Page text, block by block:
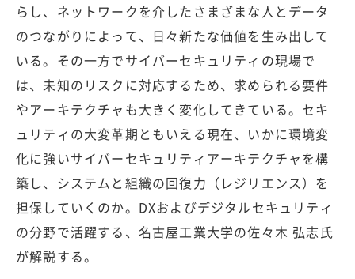
らし、ネットワークを介したさまざまな人とデータ
のつながりによって、日々新たな価値を生み出して
いる。その一方でサイバーセキュリティの現場で
は、未知のリスクに対応するため、求められる要件
やアーキテクチャも大きく変化してきている。セキ
ュリティの大変革期ともいえる現在、いかに環境変
化に強いサイバーセキュリティアーキテクチャを構
築し、システムと組織の回復力（レジリエンス）を
担保していくのか。DXおよびデジタルセキュリティ
の分野で活躍する、名古屋工業大学の佐々木 弘志氏
が解説する。